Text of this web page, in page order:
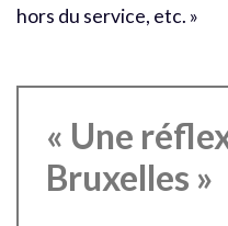
hors du service, etc. »
« Une
Bruxelles »